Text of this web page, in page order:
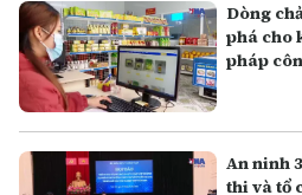
Dòng
phá cho
pháp
An ninh
thi và tổ